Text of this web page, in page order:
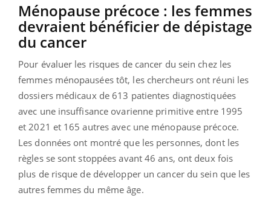
Ménopause précoce : les femmes
devraient bénéficier de dépistage
du cancer
Pour évaluer les risques de cancer du sein chez les
femmes ménopausées tôt, les chercheurs ont réuni les
dossiers médicaux de 613 patientes diagnostiquées
avec une insuffisance ovarienne primitive entre 1995
et 2021 et 165 autres avec une ménopause précoce.
Les données ont montré que les personnes, dont les
règles se sont stoppées avant 46 ans, ont deux fois
plus de risque de développer un cancer du sein que les
autres femmes du même âge.